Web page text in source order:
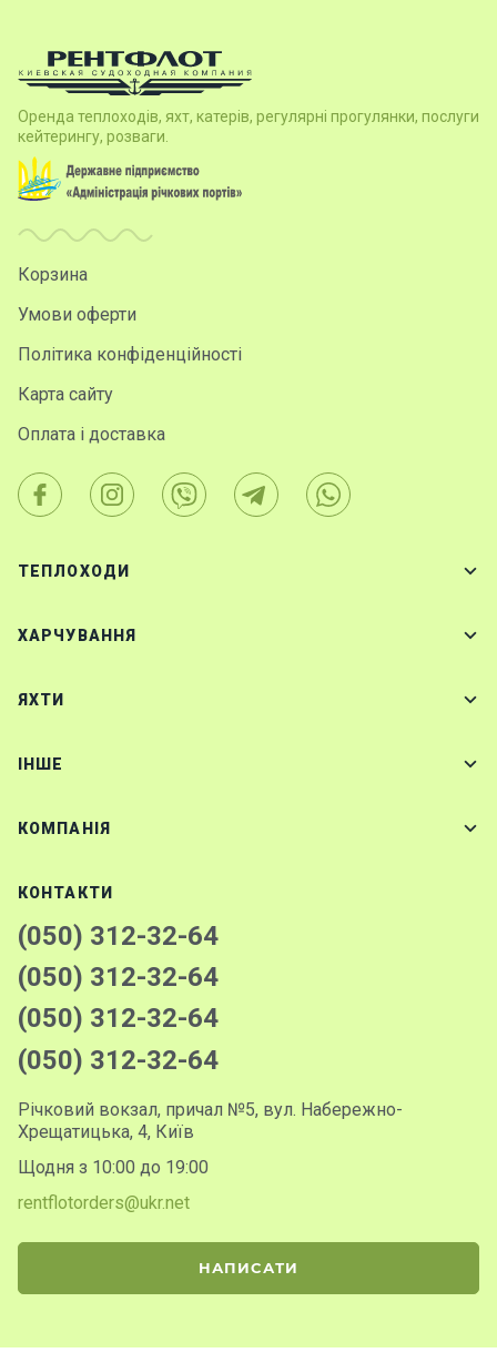
Оренда теплоходів, яхт, катерів, регулярні прогулянки, послуги
кейтерингу, розваги.
Корзина
Умови оферти
Політика конфіденційності
Карта сайту
Оплата і доставка
ТЕПЛОХОДИ
ХАРЧУВАННЯ
ЯХТИ
IНШЕ
КОМПАНІЯ
КОНТАКТИ
(050) 312-32-64
(050) 312-32-64
(050) 312-32-64
(050) 312-32-64
Річковий вокзал, причал №5, вул. Набережно-
Хрещатицька, 4, Київ
Щодня з 10:00 до 19:00
rentflotorders@ukr.net
НАПИСАТИ